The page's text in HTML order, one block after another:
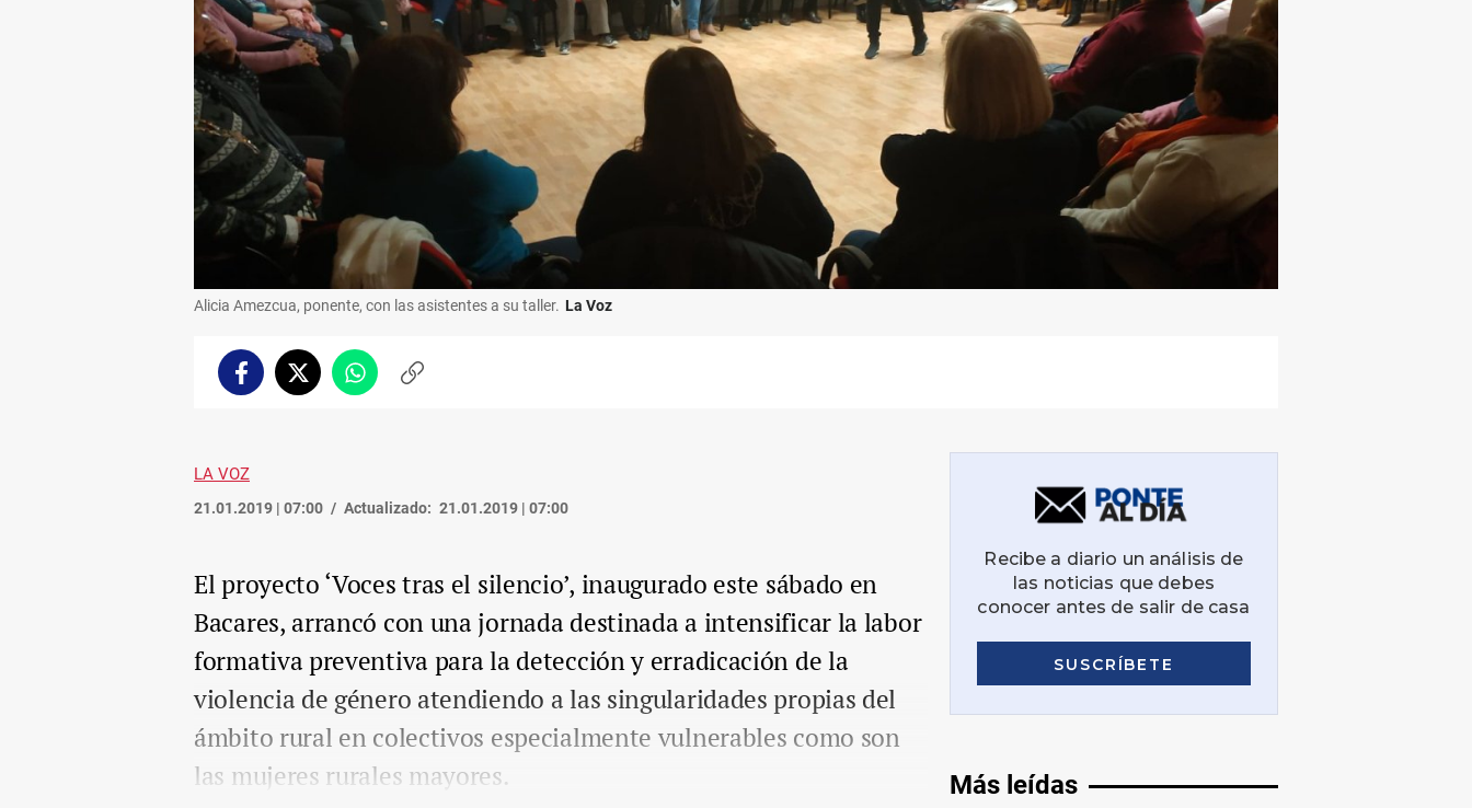
Alicia Amezcua, ponente, con las asistentes a su taller. La Voz
FacebookTwitterWhatsappCopiar
LA VOZ
21.01.2019 | 07:00 Actualizado: 21.01.2019 | 07:00
El proyecto ‘Voces tras el silencio’, inaugurado este sábado en
Bacares, arrancó con una jornada destinada a intensificar la labor
formativa preventiva para la detección y erradicación de la
violencia de género atendiendo a las singularidades propias del
ámbito rural en colectivos especialmente vulnerables como son
las mujeres rurales mayores.
Más leídas